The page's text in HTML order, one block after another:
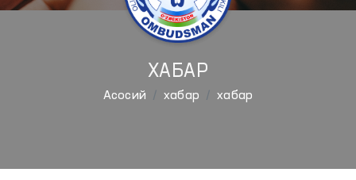
ХАБАР
Aсосий хабар хабар